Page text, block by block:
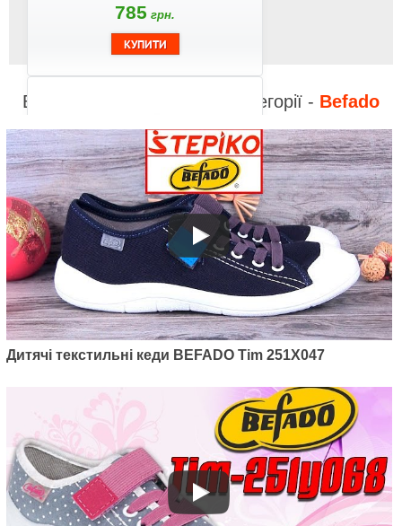
785 грн.
Артикул: 451Y004
Дитячі текстильні кеди Befado
Fun 451Y004
785грн.
Відео до інших товарів з категорії - Befado
Дитячі текстильні кеди BEFADO Tim 251X047